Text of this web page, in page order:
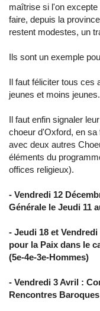
maîtrise si l'on
faire, depuis la
restent modestes, un
Ils sont un exemple
Il faut féliciter tous ces
jeunes et moins jeunes.
Il faut enfin signaler
choeur d'Oxford, en
avec deux autres
éléments du
offices religieux).
- Vendredi 12
Générale le Jeudi 11
- Jeudi 18 et
pour la Paix dans le
(5e-4e-3e-Hommes)
- Vendredi 3 Avril :
Rencontres